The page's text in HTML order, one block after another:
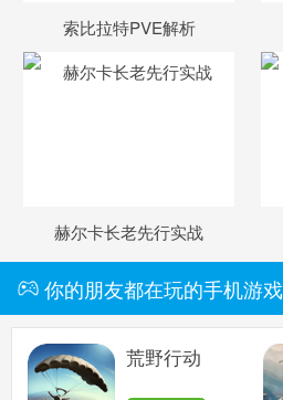
索比拉特PVE解析
赫尔卡长老先行实战
你的朋友都在玩的手机游戏
荒野行动